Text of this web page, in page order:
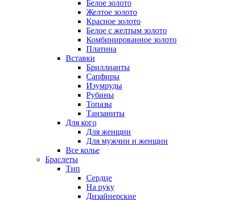
Белое золото
Желтое золото
Красное золото
Белое с желтым золото
Комбинированное золото
Платина
Вставки
Бриллианты
Сапфиры
Изумруды
Рубины
Топазы
Танзаниты
Для кого
Для женщин
Для мужчин и женщин
Все колье
Браслеты
Тип
Сердце
На руку
Дизайнерские